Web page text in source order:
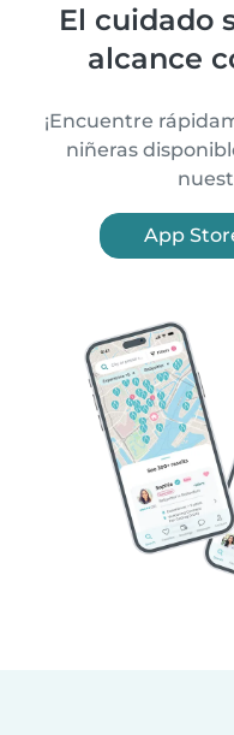
El cuidado
alcance
¡Encuentre
niñeras
App